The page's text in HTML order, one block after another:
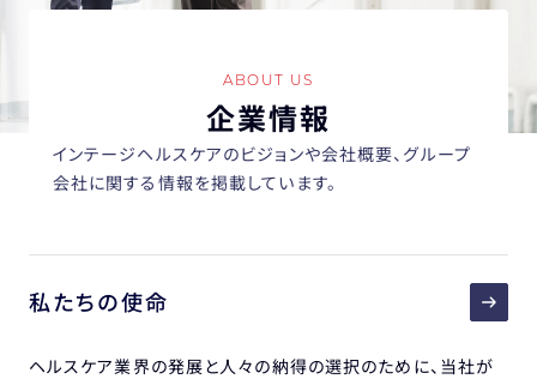
ABOUT US
企業情報
インテージヘルスケアのビジョンや会社概要、グループ
会社に関する情報を掲載しています。
私たちの使命
ヘルスケア業界の発展と人々の納得の選択のために、当社が